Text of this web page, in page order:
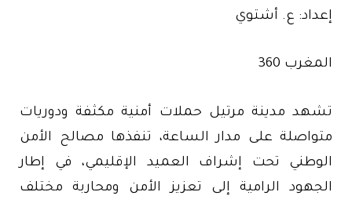
إعداد: ع. أشتوي
المغرب 360
تشهد مدينة مرتيل حملات أمنية مكثفة ودوريات
متواصلة على مدار الساعة، تنفذها مصالح الأمن
الوطني تحت إشراف العميد الإقليمي، في إطار
الجهود الرامية إلى تعزيز الأمن ومحاربة مختلف